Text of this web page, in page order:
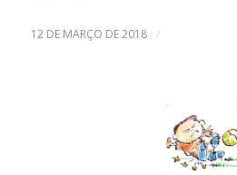
12 DE MARÇO DE 2018 /